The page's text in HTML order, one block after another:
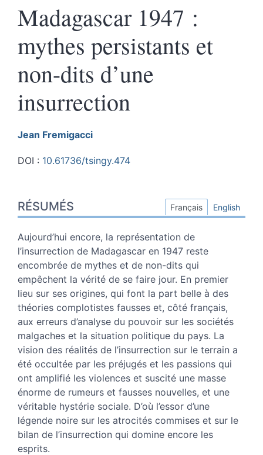
Madagascar 1947 :
mythes persistants et
non-dits d’une
insurrection
Jean Fremigacci
DOI : 10.61736/tsingy.474
Index
Plan
Texte
Notes
Citer cet article
Auteur
RÉSUMÉS Français English
Aujourd’hui encore, la représentation de
l’insurrection de Madagascar en 1947 reste
encombrée de mythes et de non-dits qui
empêchent la vérité de se faire jour. En premier
lieu sur ses origines, qui font la part belle à des
théories complotistes fausses et, côté français,
aux erreurs d’analyse du pouvoir sur les sociétés
malgaches et la situation politique du pays. La
vision des réalités de l’insurrection sur le terrain a
été occultée par les préjugés et les passions qui
ont amplifié les violences et suscité une masse
énorme de rumeurs et fausses nouvelles, et une
véritable hystérie sociale. D’où l’essor d’une
légende noire sur les atrocités commises et sur le
bilan de l’insurrection qui domine encore les
esprits.